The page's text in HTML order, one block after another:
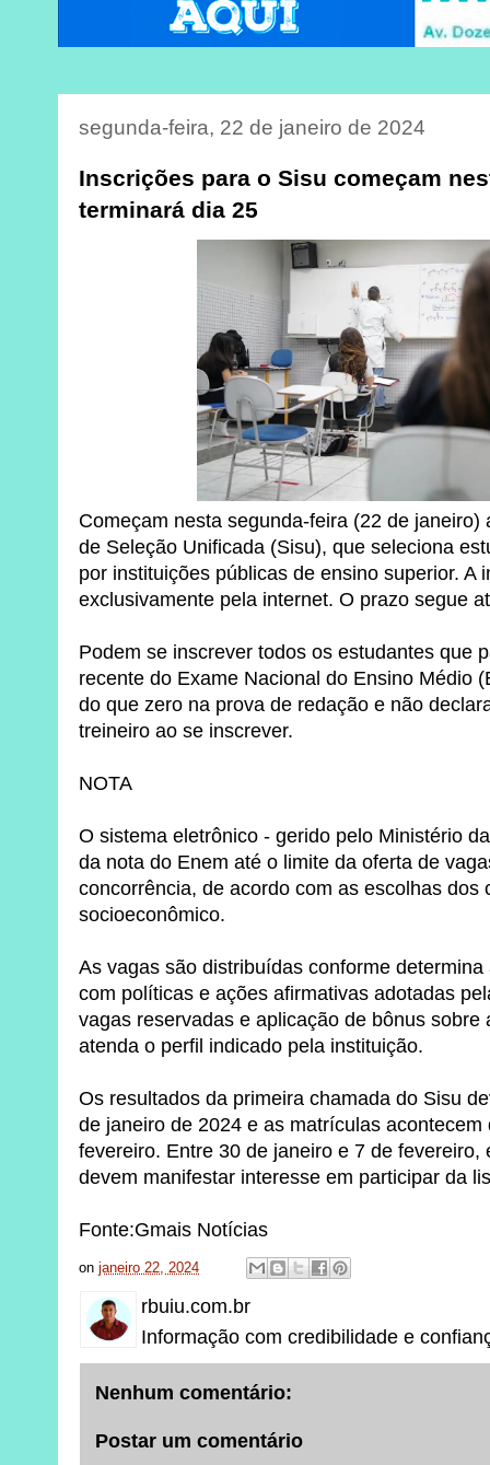
segunda-feira, 22 de janeiro de 2024
Inscrições para o Sisu começam
terminará dia 25
Começam nesta segunda-feira (22 de
de Seleção Unificada (Sisu), que seleciona
por instituições públicas de ensino superior. A
exclusivamente pela internet. O prazo segue
Podem se inscrever todos os estudantes que
recente do Exame Nacional do Ensino Médio
do que zero na prova de redação e não
treineiro ao se inscrever.
NOTA
O sistema eletrônico - gerido pelo Ministério
da nota do Enem até o limite da oferta de
concorrência, de acordo com as escolhas dos
socioeconômico.
As vagas são distribuídas conforme
com políticas e ações afirmativas adotadas
vagas reservadas e aplicação de bônus sobre
atenda o perfil indicado pela instituição.
Os resultados da primeira chamada do Sisu
de janeiro de 2024 e as matrículas acontecem
fevereiro. Entre 30 de janeiro e 7 de
devem manifestar interesse em participar da
Fonte:Gmais Notícias
onjaneiro 22, 2024
rbuiu.com.br
Informação com credibilidade e
Nenhum comentário:
Postar um comentário